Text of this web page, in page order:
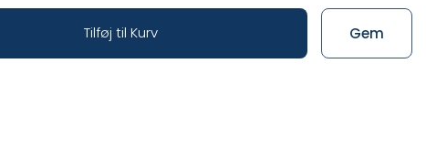
Tilføj til Kurv Gem